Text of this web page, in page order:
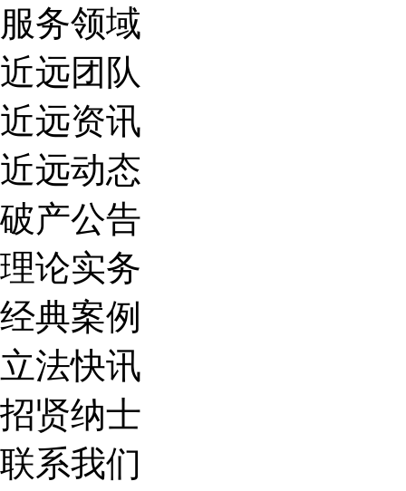
服务领域
近远团队
近远资讯
近远动态
破产公告
理论实务
经典案例
立法快讯
招贤纳士
联系我们